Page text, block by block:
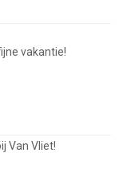
vakantie!
Van Vliet!